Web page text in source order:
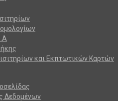
και Εκπτωτικών Καρτών
Δεδομένων